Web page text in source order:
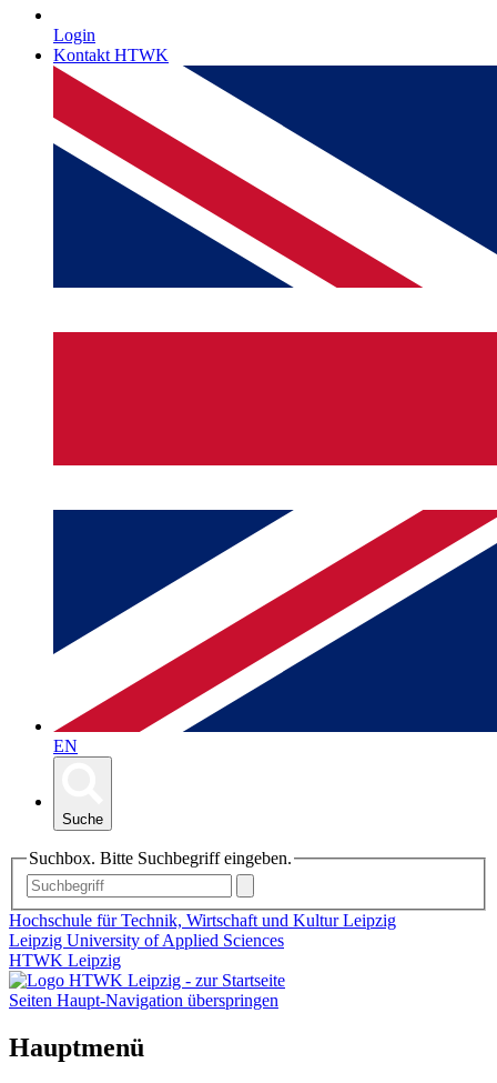
Login
Kontakt HTWK
EN
Suche
Suchbox. Bitte Suchbegriff eingeben.
Hochschule für Technik, Wirtschaft und Kultur Leipzig
Leipzig University of Applied Sciences
HTWK Leipzig
Seiten Haupt-Navigation überspringen
Hauptmenü